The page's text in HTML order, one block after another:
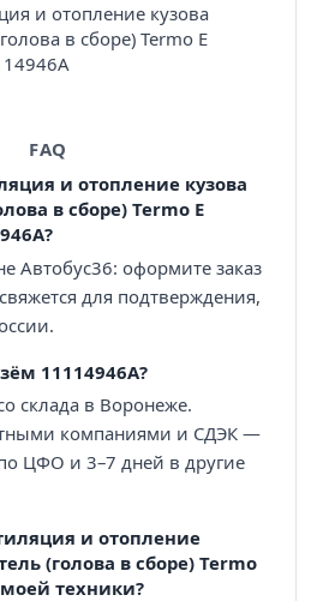
и отопление кузова
в сборе) Termo E
FAQ
и отопление кузова
в сборе) Termo E
Автобус36: оформите заказ
для подтверждения,
11114946A?
склада в Воронеже.
компаниями и СДЭК —
ЦФО и 3–7 дней в другие
и отопление
(голова в сборе) Termo
моей техники?